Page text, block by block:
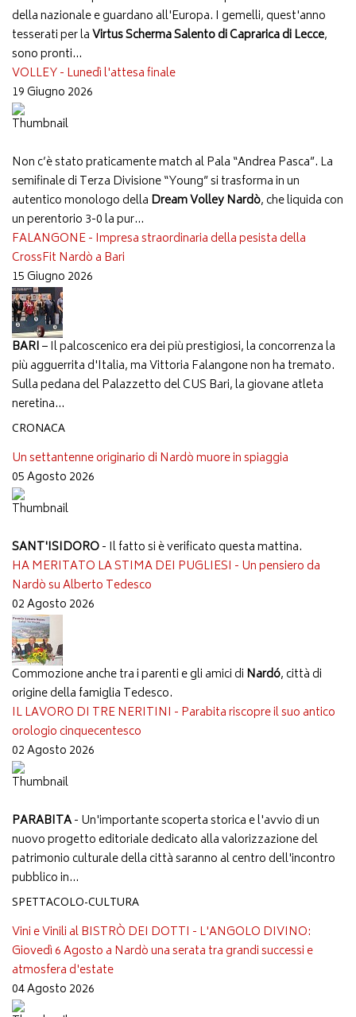
della nazionale e guardano all'Europa. I gemelli, quest'anno
tesserati per laVirtus Scherma Salento di Caprarica di Lecce,
sono pronti...
VOLLEY - Lunedì l'attesa finale
19 Giugno 2026
Non c’è stato praticamente match al Pala “Andrea Pasca”. La
semifinale di Terza Divisione “Young” si trasforma in un
autentico monologo della Dream Volley Nardò, che liquida con
un perentorio 3-0 la pur...
FALANGONE - Impresa straordinaria della pesista della
CrossFit Nardò a Bari
15 Giugno 2026
BARI– Il palcoscenico era dei più prestigiosi, la concorrenza la
più agguerrita d'Italia, ma Vittoria Falangone non ha tremato.
Sulla pedana del Palazzetto del CUS Bari, la giovane atleta
neretina...
CRONACA
Un settantenne originario di Nardò muore in spiaggia
05 Agosto 2026
SANT'ISIDORO- Il fatto si è verificato questa mattina.
HA MERITATO LA STIMA DEI PUGLIESI - Un pensiero da
Nardò su Alberto Tedesco
02 Agosto 2026
Commozione anche tra i parenti e gli amici di Nardó, città di
origine della famiglia Tedesco.
IL LAVORO DI TRE NERITINI - Parabita riscopre il suo antico
orologio cinquecentesco
02 Agosto 2026
PARABITA- Un'importante scoperta storica e l'avvio di un
nuovo progetto editoriale dedicato alla valorizzazione del
patrimonio culturale della città saranno al centro dell'incontro
pubblico in...
SPETTACOLO-CULTURA
Vini e Vinili al BISTRÒ DEI DOTTI - L'ANGOLO DIVINO:
Giovedì 6 Agosto a Nardò una serata tra grandi successi e
atmosfera d'estate
04 Agosto 2026